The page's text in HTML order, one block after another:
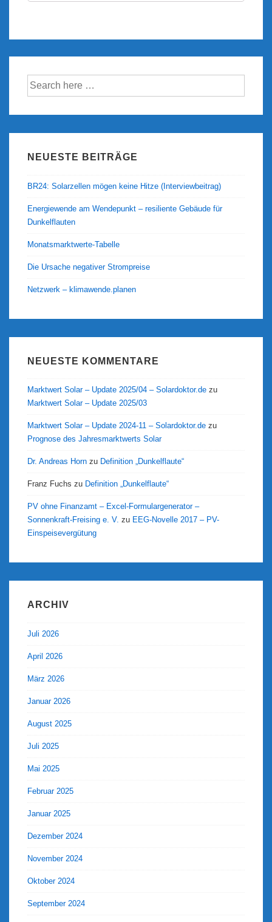
Suche
nach:
NEUESTE BEITRÄGE
BR24: Solarzellen mögen keine Hitze (Interviewbeitrag)
Energiewende am Wendepunkt – resiliente Gebäude für
Dunkelflauten
Monatsmarktwerte-Tabelle
Die Ursache negativer Strompreise
Netzwerk – klimawende.planen
NEUESTE KOMMENTARE
Marktwert Solar – Update 2025/04 – Solardoktor.de zu
Marktwert Solar – Update 2025/03
Marktwert Solar – Update 2024-11 – Solardoktor.de zu
Prognose des Jahresmarktwerts Solar
Dr. Andreas Horn zu Definition „Dunkelflaute“
Franz Fuchs zu Definition „Dunkelflaute“
PV ohne Finanzamt – Excel-Formulargenerator –
Sonnenkraft-Freising e. V. zu EEG-Novelle 2017 – PV-
Einspeisevergütung
ARCHIV
Juli 2026
April 2026
März 2026
Januar 2026
August 2025
Juli 2025
Mai 2025
Februar 2025
Januar 2025
Dezember 2024
November 2024
Oktober 2024
September 2024